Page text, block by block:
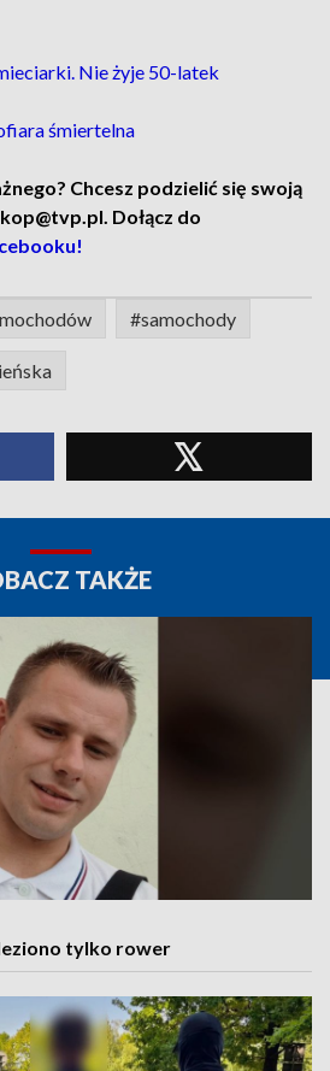
Nie żyje 50-latek
śmiertelna
Chcesz podzielić się swoją
Dołącz do
#samochody
TAKŻE
tylko rower